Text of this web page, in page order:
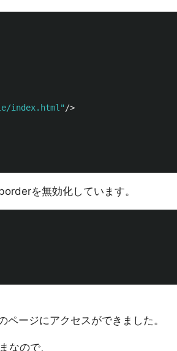
index.html" />
を無効化しています。
ージにアクセスができました。
なので、